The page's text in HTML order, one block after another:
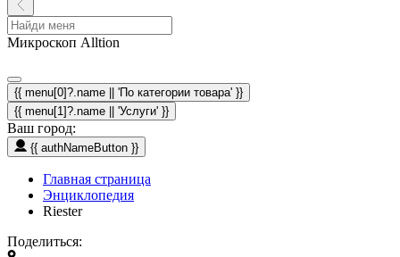
Микроскоп Alltion
{{ menu[0]?.name || 'По категории товара' }}
{{ menu[1]?.name || 'Услуги' }}
Ваш город:
{{ authNameButton }}
Главная страница
Энциклопедия
Riester
Поделиться: